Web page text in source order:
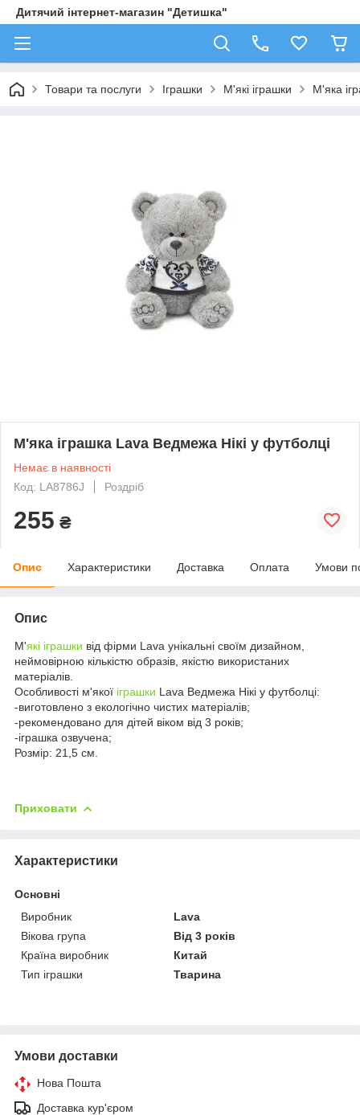
Дитячий інтернет-магазин "Детишка"
Товари та послуги Іграшки М'які іграшки М'яка
М'яка іграшка Lava Ведмежа Нікі у футболці
Немає в наявності
Код: LA8786J
Роздріб
255 ₴
Опис Характеристики Доставка Оплата Умови
Опис
М'які іграшки від фірми Lava унікальні своїм дизайном,
неймовірною кількістю образів, якістю використаних
матеріалів.
Особливості м'якої іграшки Lava Ведмежа Нікі у футболці:
-виготовлено з екологічно чистих матеріалів;
-рекомендовано для дітей віком від 3 років;
-іграшка озвучена;
Розмір: 21,5 см.
Приховати
Характеристики
Основні
Виробник
Lava
Вікова група
Від 3 років
Країна виробник
Китай
Тип іграшки
Тварина
Умови доставки
Нова Пошта
Доставка кур'єром